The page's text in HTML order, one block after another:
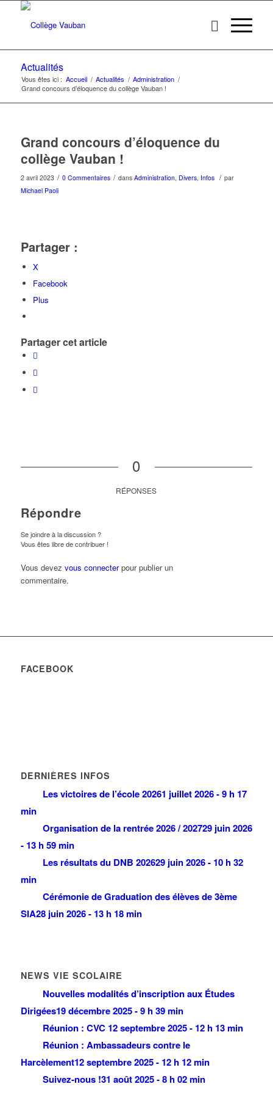
Actualités
Vous êtes ici : Accueil / Actualités / Administration /
Grand concours d’éloquence du collège Vauban !
Grand concours d’éloquence du
collège Vauban !
2 avril 2023 / 0 Commentaires / dans Administration, Divers, Infos / par
Michael Paoli
Partager :
X
Facebook
Plus
Partager cet article
0
RÉPONSES
Répondre
Se joindre à la discussion ?
Vous êtes libre de contribuer !
Vous devez vous connecterpour publier un
commentaire.
FACEBOOK
DERNIÈRES INFOS
Les victoires de l’école 20261 juillet 2026 - 9 h 17
min
Organisation de la rentrée 2026 / 202729 juin 2026
- 13 h 59 min
Les résultats du DNB 202629 juin 2026 - 10 h 32
min
Cérémonie de Graduation des élèves de 3ème
SIA28 juin 2026 - 13 h 18 min
NEWS VIE SCOLAIRE
Nouvelles modalités d’inscription aux Études
Dirigées19 décembre 2025 - 9 h 39 min
Réunion : CVC 12 septembre 2025 - 12 h 13 min
Réunion : Ambassadeurs contre le
Harcèlement12 septembre 2025 - 12 h 12 min
Suivez-nous !31 août 2025 - 8 h 02 min